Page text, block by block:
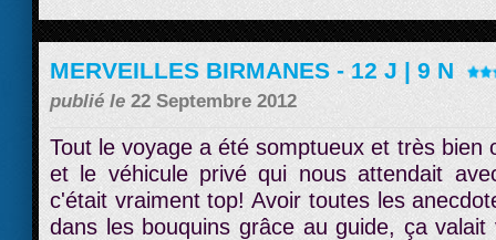
MERVEILLES BIRMANES - 12 J | 9 N
publié le 22 Septembre 2012
Tout le voyage a été somptueux et très bien
et le véhicule privé qui nous attendait
c'était vraiment top! Avoir toutes les
dans les bouquins grâce au guide, ça